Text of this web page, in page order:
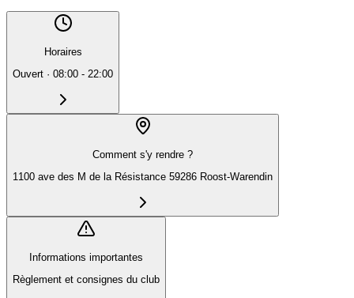
Horaires
Ouvert · 08:00 - 22:00
Comment s'y rendre ?
1100 ave des M de la Résistance 59286 Roost-Warendin
Informations importantes
Règlement et consignes du club